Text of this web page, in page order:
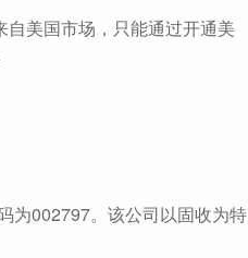
美国市场，只能通过开通美
为002797。该公司以固收为特